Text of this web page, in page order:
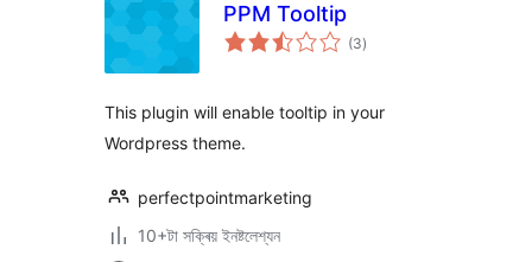
PPM Tooltip
(3টা
মুঠ)
This plugin will enable tooltip in your
Wordpress theme.
perfectpointmarketing
10+টা সক্ৰিয় ইনষ্টলেশ্যন